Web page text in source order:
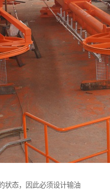
状态，因此必须设计输油